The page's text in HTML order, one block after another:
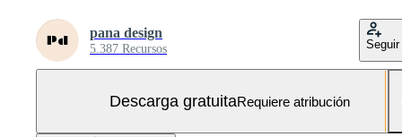
pana design
5.387 Recursos Seguir
Descarga gratuitaRequiere atribución